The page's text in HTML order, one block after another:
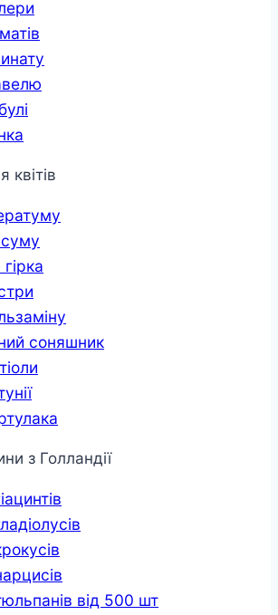
квітів
соняшник
з Голландії
від 500 шт